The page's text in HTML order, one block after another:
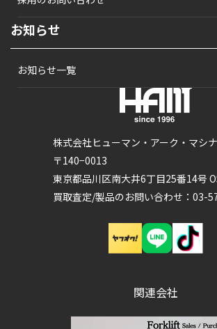
株式会社ヒューマン・アーク・マシ
〒140−0013
東京都品川区南大井6丁目25番14号
買取査定/製品のお問い合わせ：03-
お知らせ
お知らせ一覧
関連会社